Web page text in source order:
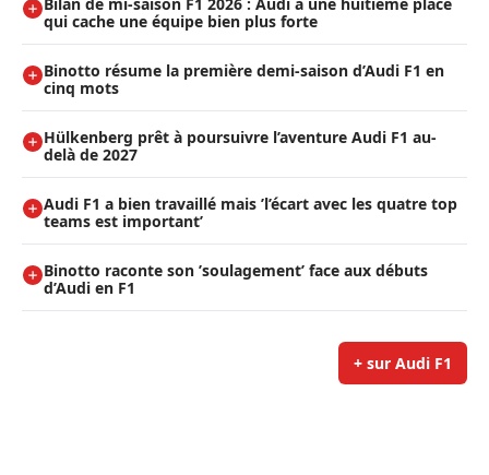
qui cache une équipe bien plus forte
Binotto résume la première demi-saison d’Audi F1 en
cinq mots
Hülkenberg prêt à poursuivre l’aventure Audi F1 au-
delà de 2027
Audi F1 a bien travaillé mais ’l’écart avec les quatre top
teams est important’
Binotto raconte son ’soulagement’ face aux débuts
d’Audi en F1
+ sur Audi F1